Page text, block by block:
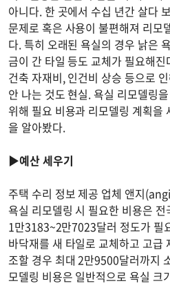
아니다. 한 곳에서 수십 년간 살다
문제로 혹은 사용이 불편해져 리모
다. 특히 오래된 욕실의 경우 낡은
금이 간 타일 등도 교체가 필요해
건축 자재비, 인건비 상승 등으로
안 나는 것도 현실. 욕실 리모델링
위해 필요 비용과 리모델링 계획을
을 알아봤다.
▶예산 세우기
주택 수리 정보 제공 업체 앤지
욕실 리모델링 시 필요한 비용은
1만3183~2만7023달러 정도가 필
바닥재를 새 타일로 교체하고 고급
조할 경우 최대 2만9500달러까지
모델링 비용은 일반적으로 욕실 크